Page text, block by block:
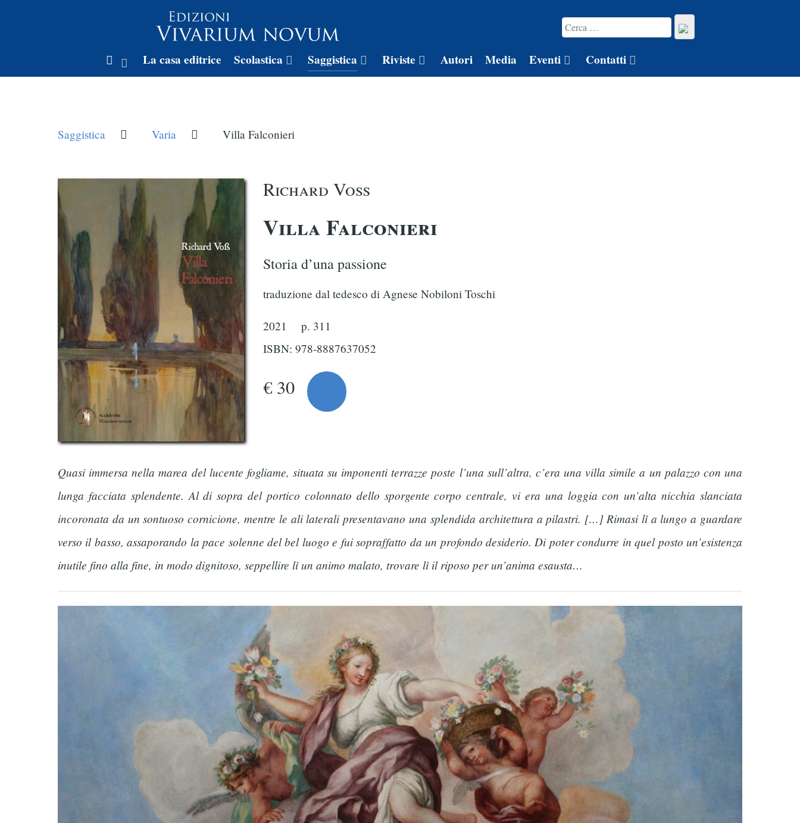
La casa editrice Scolastica Saggistica Riviste Autori Media Eventi Contatti
Saggistica Varia Villa Falconieri
Richard Voß
Villa Falconieri
Storia d’una passione
traduzione dal tedesco di Agnese Nobiloni Toschi
2021
p. 311
ISBN: 978-8887637052
€ 30
Quasi immersa nella marea del lucente fogliame, situata su imponenti terrazze poste l’una sull’altra, c’era una villa simile a un palazzo con una
lunga facciata splendente. Al di sopra del portico colonnato dello sporgente corpo centrale, vi era una loggia con un’alta nicchia slanciata
incoronata da un sontuoso cornicione, mentre le ali laterali presentavano una splendida architettura a pilastri. […] Rimasi lì a lungo a guardare
verso il basso, assaporando la pace solenne del bel luogo e fui sopraffatto da un profondo desiderio. Di poter condurre in quel posto un’esistenza
inutile fino alla fine, in modo dignitoso, seppellire lì un animo malato, trovare lì il riposo per un’anima esausta…